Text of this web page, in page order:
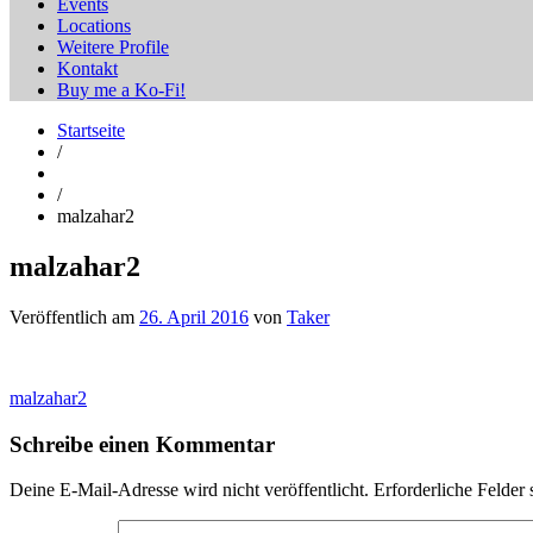
Events
Locations
Weitere Profile
Kontakt
Buy me a Ko-Fi!
Startseite
/
/
malzahar2
malzahar2
Veröffentlich am 26. April 2016 von Taker
Beitragsnavigation
malzahar2
Schreibe einen Kommentar
Deine E-Mail-Adresse wird nicht veröffentlicht. Erforderliche Felder